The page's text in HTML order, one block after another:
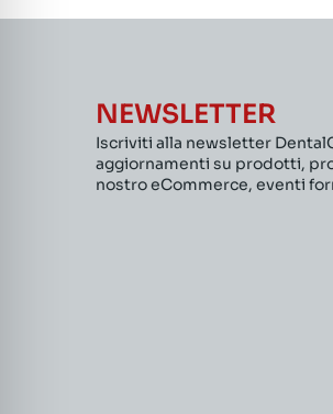
NEWSLETTER
Iscriviti alla newsletter
aggiornamenti su prodotti,
nostro eCommerce, eventi